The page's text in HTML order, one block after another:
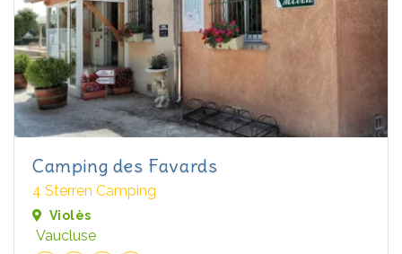
Camping des Favards
4 Sterren Camping
Violès
Vaucluse